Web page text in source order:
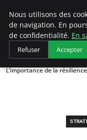
LECFCM
Accueil
Stratégies
L’importance de la
Nous utilisons des
de navigation. En
de confidentialité. En
Refuser Accepter